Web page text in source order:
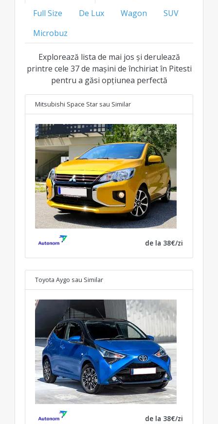
Full Size
De Lux Wagon
SUV
Microbuz
Explorează lista de mai jos și derulează
printre cele 37 de mașini de închiriat în Pitesti
pentru a găsi opțiunea perfectă
Mitsubishi Space Star sau Similar
de la 38€/zi
Toyota Aygo sau Similar
de la 38€/zi